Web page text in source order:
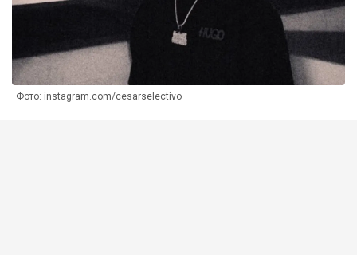
Фото: instagram.com/cesarselectivo